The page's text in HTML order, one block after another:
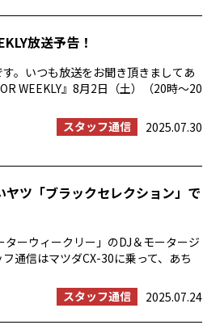
放送予告！
。いつも放送をお聞き頂きましてあ
WEEKLY』8月2日（土）（20時〜20
スタッフ通信
2025.07.30
ヤツ「ブラックセレクション」で
ーウィークリー」のDJ＆モータージ
通信はマツダCX-30に乗って、あち
スタッフ通信
2025.07.24